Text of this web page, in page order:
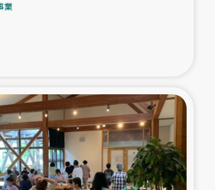
コーヒー生産者支援
マウベシ郡でのコーヒー畑改善事業
ルート大規模爆発被災者支援
業